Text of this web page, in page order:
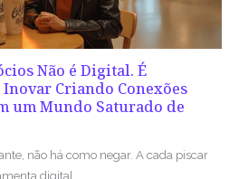
Não é Digital. É
Inovar Criando Conexões
um Mundo Saturado de
não há como negar. A cada piscar
digital...